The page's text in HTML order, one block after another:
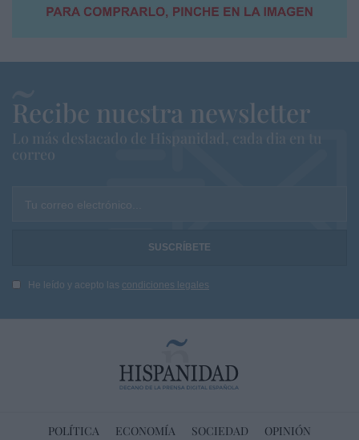
Recibe nuestra newsletter
Lo más destacado de Hispanidad, cada dia en tu
correo
Tu correo electrónico...
He leído y acepto las condiciones legales
POLÍTICA ECONOMÍA SOCIEDAD OPINIÓN